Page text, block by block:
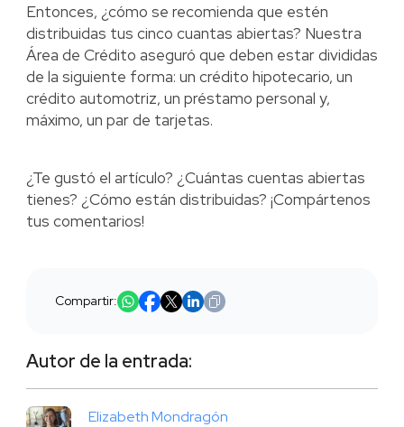
Entonces, ¿cómo se recomienda que estén
distribuidas tus cinco cuantas abiertas? Nuestra
Área de Crédito aseguró que deben estar divididas
de la siguiente forma: un crédito hipotecario, un
crédito automotriz, un préstamo personal y,
máximo, un par de tarjetas.
¿Te gustó el artículo? ¿Cuántas cuentas abiertas
tienes? ¿Cómo están distribuidas? ¡Compártenos
tus comentarios!
Compartir:
Autor de la entrada:
Elizabeth Mondragón